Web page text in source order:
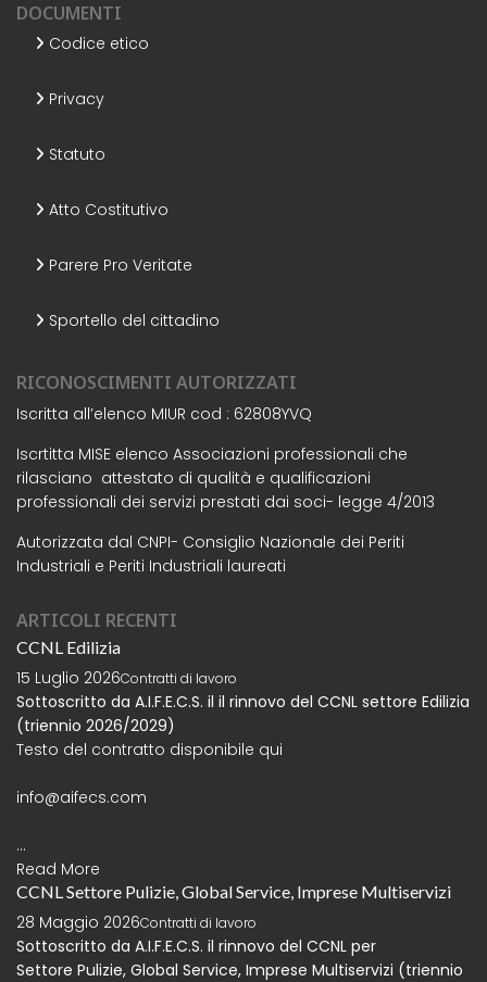
DOCUMENTI
Codice etico
Privacy
Statuto
Atto Costitutivo
Parere Pro Veritate
Sportello del cittadino
RICONOSCIMENTI AUTORIZZATI
Iscritta all’elenco MIUR cod : 62808YVQ
Iscrtitta MISE elenco Associazioni professionali che
rilasciano attestato di qualità e qualificazioni
professionali dei servizi prestati dai soci- legge 4/2013
Autorizzata dal CNPI- Consiglio Nazionale dei Periti
Industriali e Periti Industriali laureati
ARTICOLI RECENTI
CCNL Edilizia
15 Luglio 2026Contratti di lavoro
Sottoscritto da A.I.F.E.C.S. il il rinnovo del CCNL settore Edilizia
(triennio 2026/2029)
Testo del contratto disponibile qui
info@aifecs.com
...
Read More
CCNL Settore Pulizie, Global Service, Imprese Multiservizi
28 Maggio 2026Contratti di lavoro
Sottoscritto da A.I.F.E.C.S. il rinnovo del CCNL per
Settore Pulizie, Global Service, Imprese Multiservizi (triennio